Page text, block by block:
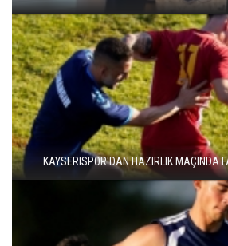
KAYSERISPOR'DAN HAZIRLIK MAÇINDA